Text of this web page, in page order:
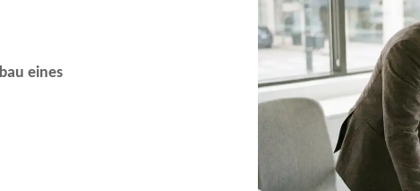
eines